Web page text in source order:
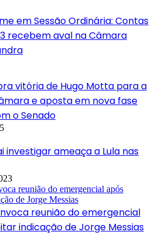
em Sessão Ordinária: Contas
recebem aval na Câmara
vitória de Hugo Motta para a
e aposta em nova fase
o Senado
investigar ameaça a Lula nas
reunião do emergencial
indicação de Jorge Messias